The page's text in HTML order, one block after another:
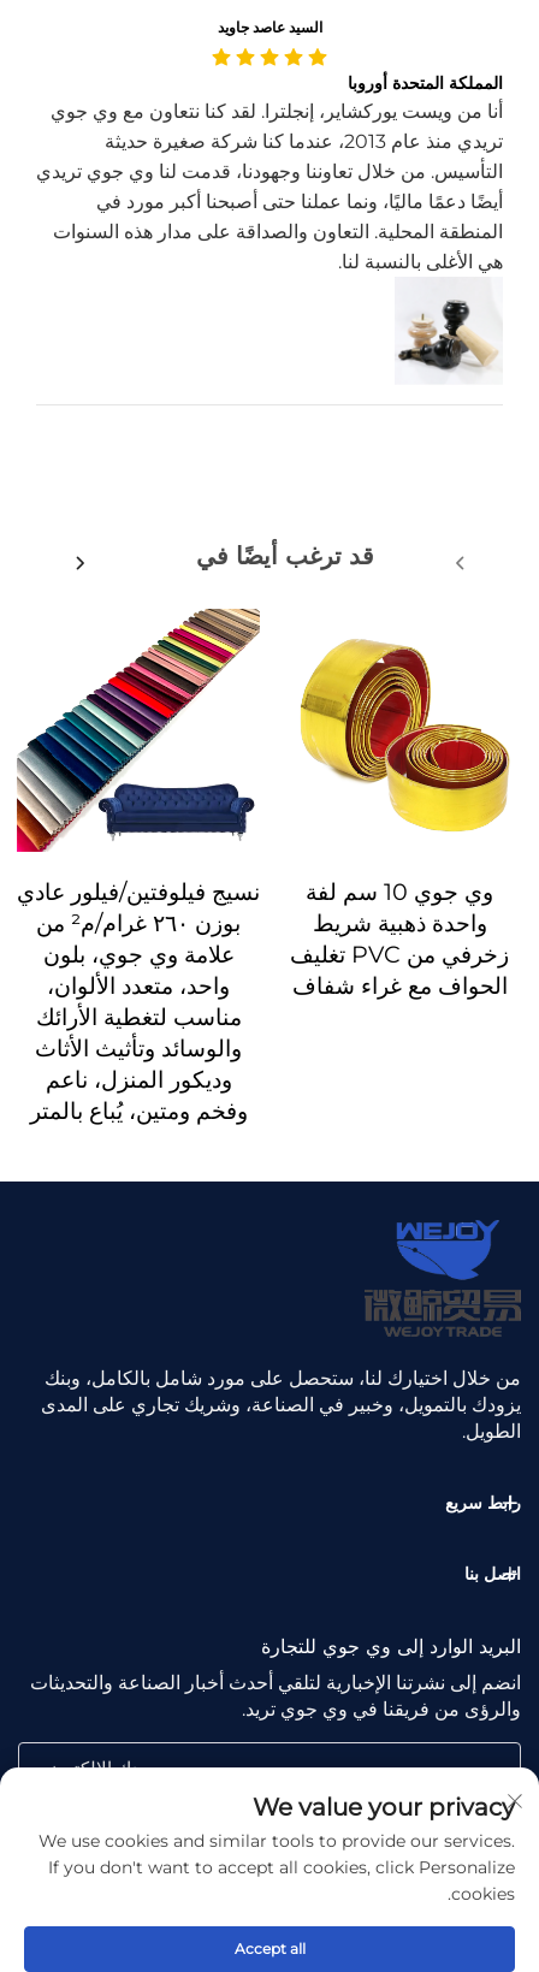
السيد عاصد جاويد
المملكة المتحدة أوروبا
أنا من ويست يوركشاير، إنجلترا. لقد كنا نتعاون مع وي جوي
تريدي منذ عام 2013، عندما كنا شركة صغيرة حديثة
التأسيس. من خلال تعاوننا وجهودنا، قدمت لنا وي جوي تريدي
أيضًا دعمًا ماليًا، ونما عملنا حتى أصبحنا أكبر مورد في
المنطقة المحلية. التعاون والصداقة على مدار هذه السنوات
هي الأغلى بالنسبة لنا.
قد ترغب أيضًا في
وي جوي 10 سم لفة
واحدة ذهبية شريط
زخرفي من PVC تغليف
الحواف مع غراء شفاف
نسيج فيلوفتين/فيلور عادي
بوزن ٢٦٠ غرام/م² من
علامة وي جوي، بلون
واحد، متعدد الألوان،
مناسب لتغطية الأرائك
والوسائد وتأثيث الأثاث
وديكور المنزل، ناعم
وفخم ومتين، يُباع بالمتر
من خلال اختيارك لنا، ستحصل على مورد شامل بالكامل، وبنك
يزودك بالتمويل، وخبير في الصناعة، وشريك تجاري على المدى
الطويل.
رابط سريع
اتصل بنا
البريد الوارد إلى وي جوي للتجارة
انضم إلى نشرتنا الإخبارية لتلقي أحدث أخبار الصناعة والتحديثات
والرؤى من فريقنا في وي جوي تريد.
بريدك الإلكتروني
Subscribe
We value your privacy
We use cookies and similar tools to provide our services.
If you don't want to accept all cookies, click Personalize
cookies.
Accept all